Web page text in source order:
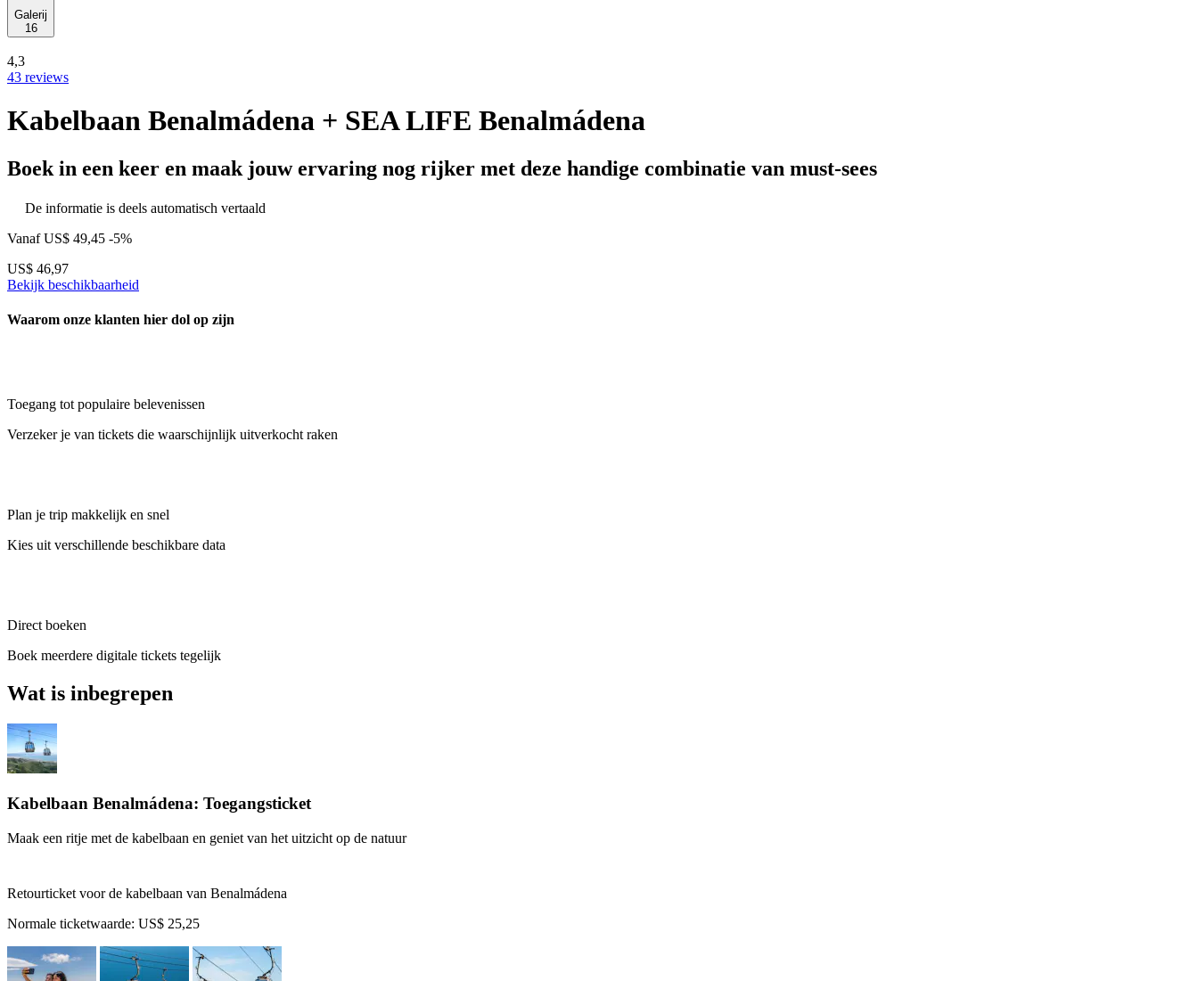
Galerij
16
4,3
43 reviews
Kabelbaan Benalmádena + SEA LIFE Benalmádena
Boek in een keer en maak jouw ervaring nog rijker met deze handige combinatie van must-sees
De informatie is deels automatisch vertaald
VanafUS$ 49,45 -5%
US$ 46,97
Bekijk beschikbaarheid
Waarom onze klanten hier dol op zijn
Toegang tot populaire belevenissen
Verzeker je van tickets die waarschijnlijk uitverkocht raken
Plan je trip makkelijk en snel
Kies uit verschillende beschikbare data
Direct boeken
Boek meerdere digitale tickets tegelijk
Wat is inbegrepen
Kabelbaan Benalmádena: Toegangsticket
Maak een ritje met de kabelbaan en geniet van het uitzicht op de natuur
Retourticket voor de kabelbaan van Benalmádena
Normale ticketwaarde: US$ 25,25